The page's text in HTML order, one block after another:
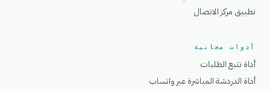
تطبيق مركز الاتصال
أدوات مجانية
أداة تتبع الطلبات
أداة الدردشة المباشرة عبر واتساب